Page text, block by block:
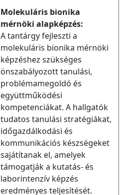
Molekuláris bionika
mérnöki alapképzés:
A tantárgy fejleszti a
molekuláris bionika mérnöki
képzéshez szükséges
önszabályozott tanulási,
problémamegoldó és
együttműködési
kompetenciákat. A hallgatók
tudatos tanulási stratégiákat,
időgazdálkodási és
kommunikációs készségeket
sajátítanak el, amelyek
támogatják a kutatás- és
laborintenzív képzés
eredményes teljesítését.